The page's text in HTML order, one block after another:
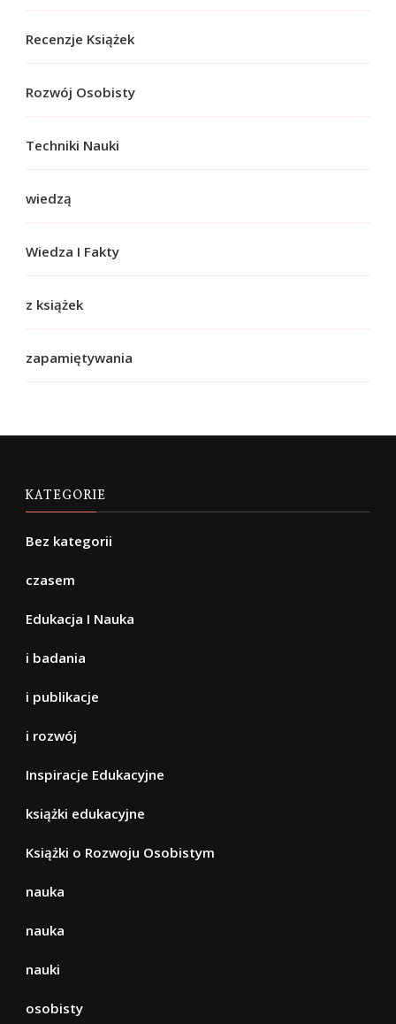
Recenzje Książek
Rozwój Osobisty
Techniki Nauki
wiedzą
Wiedza I Fakty
z książek
zapamiętywania
KATEGORIE
Bez kategorii
czasem
Edukacja I Nauka
i badania
i publikacje
i rozwój
Inspiracje Edukacyjne
książki edukacyjne
Książki o Rozwoju Osobistym
nauka
nauka
nauki
osobisty